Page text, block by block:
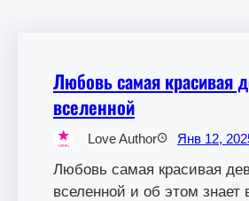
Любовь самая красивая
вселенной
Love Author Янв 12,
Любовь самая красивая
вселенной и об этом знает